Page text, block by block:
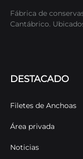
Fábrica de
Cantábrico.
DESTACADO
Filetes de Anchoas
Área privada
Noticias